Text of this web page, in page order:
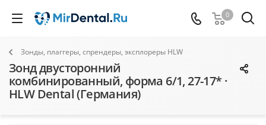
0
Зонды, плаггеры, спрендеры, эксплореры HLW
Зонд двусторонний
комбинированный, форма 6/1, 27-17* ·
HLW Dental (Германия)